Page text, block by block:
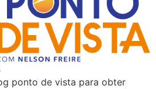
ponto de vista para obter